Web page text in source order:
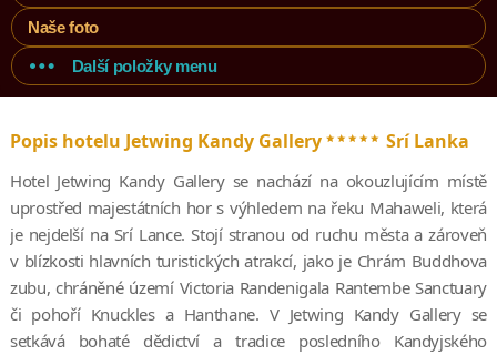
Naše foto
Další položky menu
Popis hotelu Jetwing Kandy Gallery***** Srí Lanka
Hotel Jetwing Kandy Gallery se nachází na okouzlujícím místě
uprostřed majestátních hor s výhledem na řeku Mahaweli, která
je nejdelší na Srí Lance. Stojí stranou od ruchu města a zároveň
v blízkosti hlavních turistických atrakcí, jako je Chrám Buddhova
zubu, chráněné území Victoria Randenigala Rantembe Sanctuary
či pohoří Knuckles a Hanthane. V Jetwing Kandy Gallery se
setkává bohaté dědictví a tradice posledního Kandyjského